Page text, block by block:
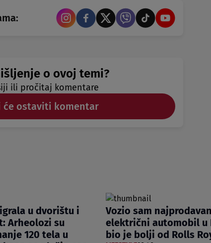
o ovoj temi?
ili pročitaj komentare
ostaviti komentar
u dvorištu i
Arheolozi su
120 tela u
Vozio sam
električni automobil u
bio je bolji od Rolls